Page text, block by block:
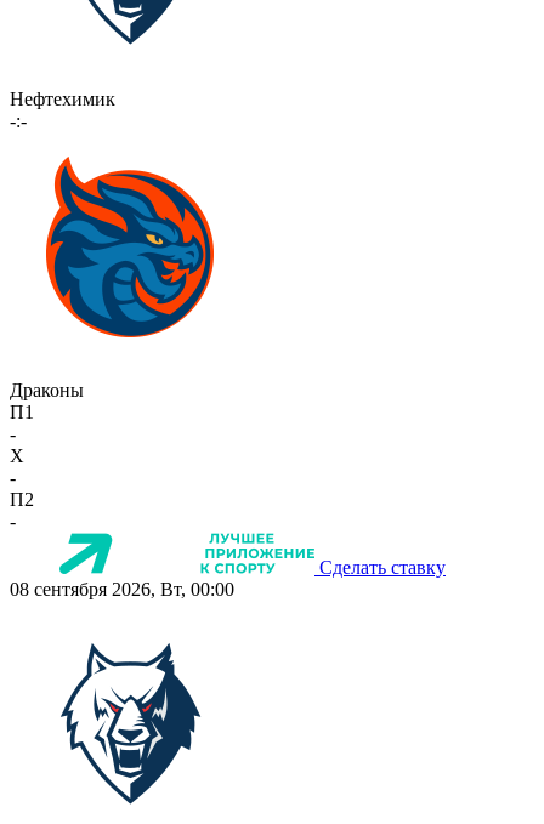
Нефтехимик
-:-
Драконы
П1
-
X
-
П2
-
Сделать ставку
08 сентября 2026, Вт, 00:00